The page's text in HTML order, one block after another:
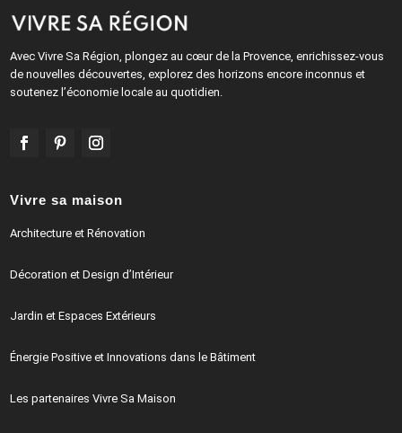
Avec Vivre Sa Région, plongez au cœur de la Provence, enrichissez-vous
de nouvelles découvertes, explorez des horizons encore inconnus et
soutenez l’économie locale au quotidien.
Vivre sa maison
Architecture et Rénovation
Décoration et Design d’Intérieur
Jardin et Espaces Extérieurs
Énergie Positive et Innovations dans le Bâtiment
Les partenaires Vivre Sa Maison